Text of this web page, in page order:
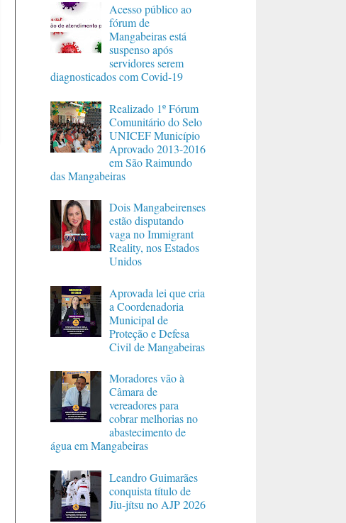
Acesso público ao
fórum de
Mangabeiras está
suspenso após
servidores serem
diagnosticados com Covid-19
Realizado 1º Fórum
Comunitário do Selo
UNICEF Município
Aprovado 2013-2016
em São Raimundo
das Mangabeiras
Dois Mangabeirenses
estão disputando
vaga no Immigrant
Reality, nos Estados
Unidos
Aprovada lei que cria
a Coordenadoria
Municipal de
Proteção e Defesa
Civil de Mangabeiras
Moradores vão à
Câmara de
vereadores para
cobrar melhorias no
abastecimento de
água em Mangabeiras
Leandro Guimarães
conquista título de
Jiu-jítsu no AJP 2026